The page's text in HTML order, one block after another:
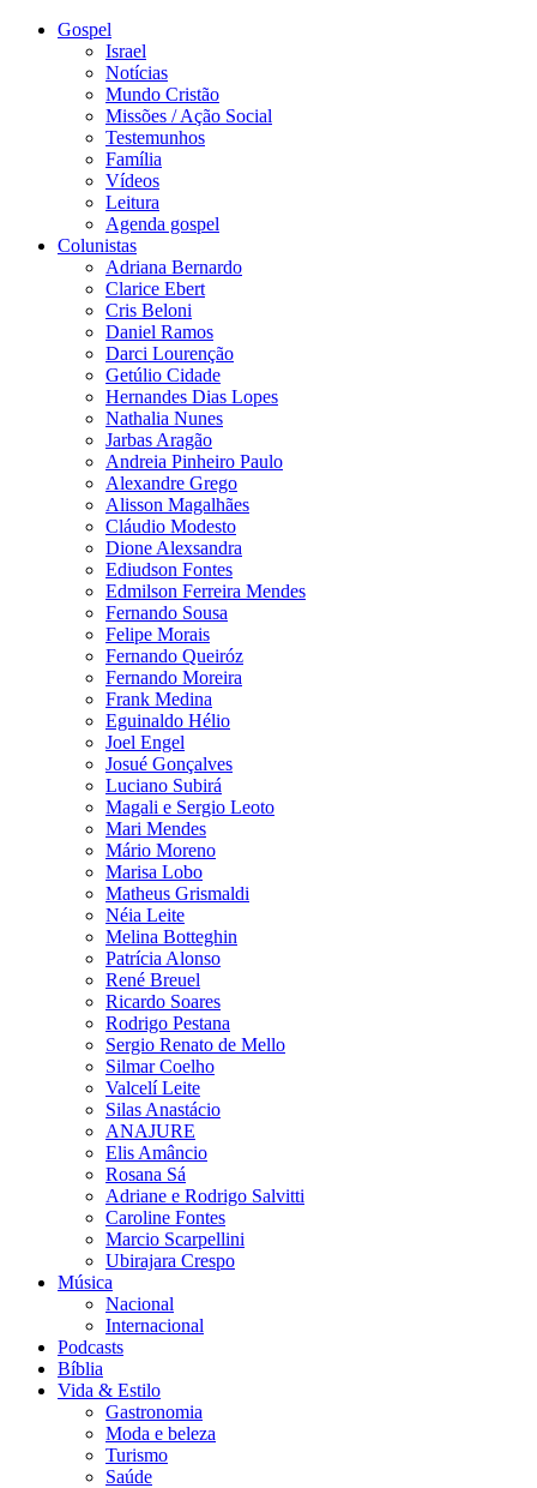
Gospel
Israel
Notícias
Mundo Cristão
Missões / Ação Social
Testemunhos
Família
Vídeos
Leitura
Agenda gospel
Colunistas
Adriana Bernardo
Clarice Ebert
Cris Beloni
Daniel Ramos
Darci Lourenção
Getúlio Cidade
Hernandes Dias Lopes
Nathalia Nunes
Jarbas Aragão
Andreia Pinheiro Paulo
Alexandre Grego
Alisson Magalhães
Cláudio Modesto
Dione Alexsandra
Ediudson Fontes
Edmilson Ferreira Mendes
Fernando Sousa
Felipe Morais
Fernando Queiróz
Fernando Moreira
Frank Medina
Eguinaldo Hélio
Joel Engel
Josué Gonçalves
Luciano Subirá
Magali e Sergio Leoto
Mari Mendes
Mário Moreno
Marisa Lobo
Matheus Grismaldi
Néia Leite
Melina Botteghin
Patrícia Alonso
René Breuel
Ricardo Soares
Rodrigo Pestana
Sergio Renato de Mello
Silmar Coelho
Valcelí Leite
Silas Anastácio
ANAJURE
Elis Amâncio
Rosana Sá
Adriane e Rodrigo Salvitti
Caroline Fontes
Marcio Scarpellini
Ubirajara Crespo
Música
Nacional
Internacional
Podcasts
Bíblia
Vida & Estilo
Gastronomia
Moda e beleza
Turismo
Saúde